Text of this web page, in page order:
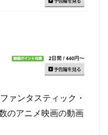
ァンタスティック・
のアニメ映画の動画